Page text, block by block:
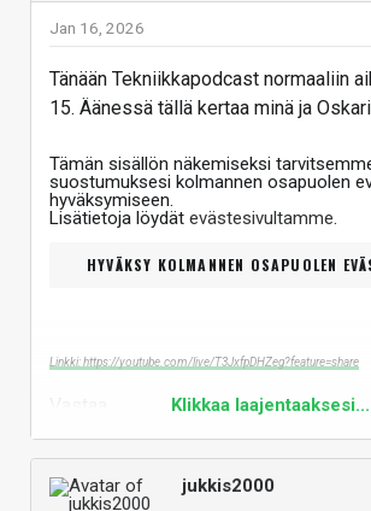
Jan 16, 2026
Tänään Tekniikkapodcast normaaliin
15. Äänessä tällä kertaa minä ja
Tämän sisällön näkemiseksi
suostumuksesi kolmannen osapuolen
hyväksymiseen.
Lisätietoja löydät evästesivultamme
HYVÄKSY KOLMANNEN OSAPUOLEN
Linkki: https://youtube.com/live/T3JxfpDHZeg?feature=share
Klikkaa laajentaaksesi...
jukkis2000